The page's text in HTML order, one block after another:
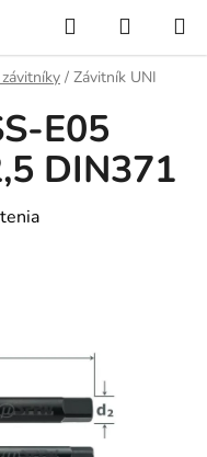
Hľadať
KOŠÍK
závitníky / Závitník UNI
E05
DIN371